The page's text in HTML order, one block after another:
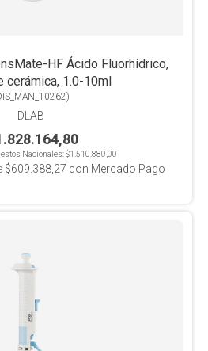
HF Ácido Fluorhídrico,
cerámica, 1.0-10ml
)
DLAB
Nacionales:$1.510.880,00
$609.388,27 con Mercado Pago